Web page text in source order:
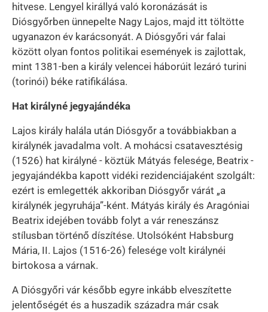
hitvese. Lengyel királlyá való koronázását is
Diósgyőrben ünnepelte Nagy Lajos, majd itt töltötte
ugyanazon év karácsonyát. A Diósgyőri vár falai
között olyan fontos politikai események is zajlottak,
mint 1381-ben a király velencei háborúit lezáró turini
(torinói) béke ratifikálása.
Hat királyné jegyajándéka
Lajos király halála után Diósgyőr a továbbiakban a
királynék javadalma volt. A mohácsi csatavesztésig
(1526) hat királyné - köztük Mátyás felesége, Beatrix -
jegyajándékba kapott vidéki rezidenciájaként szolgált:
ezért is emlegették akkoriban Diósgyőr várát „a
királynék jegyruhája”-ként. Mátyás király és Aragóniai
Beatrix idejében tovább folyt a vár reneszánsz
stílusban történő díszítése. Utolsóként Habsburg
Mária, II. Lajos (1516-26) felesége volt királynéi
birtokosa a várnak.
A Diósgyőri vár később egyre inkább elveszítette
jelentőségét és a huszadik századra már csak